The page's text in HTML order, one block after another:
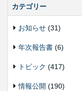
カテゴリー
お知らせ (31)
年次報告書 (6)
トピック (417)
情報公開 (190)